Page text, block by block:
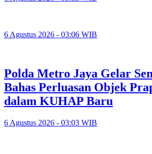
6 Agustus 2026 - 03:06 WIB
Polda Metro Jaya Gelar
Bahas Perluasan Objek
dalam KUHAP Baru
6 Agustus 2026 - 03:03 WIB